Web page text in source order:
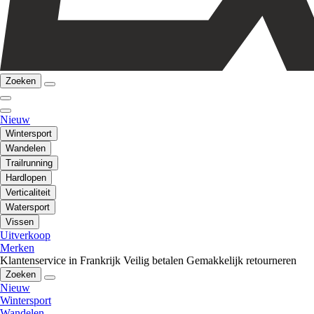
Zoeken
Nieuw
Wintersport
Wandelen
Trailrunning
Hardlopen
Verticaliteit
Watersport
Vissen
Uitverkoop
Merken
Klantenservice in Frankrijk Veilig betalen Gemakkelijk retourneren
Zoeken
Nieuw
Wintersport